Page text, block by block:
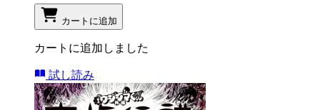
カートに追加
カートに追加しました
試し読み